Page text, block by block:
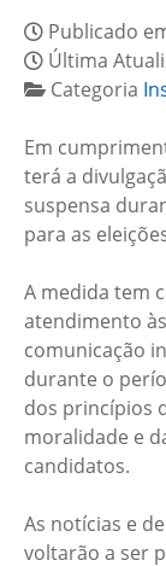
Publicado
Última
Categoria
Em
terá a
suspensa
para as
A medida tem
atendimento
comunicação
durante o
dos princípios
moralidade e
candidatos.
As notícias e
voltarão a ser